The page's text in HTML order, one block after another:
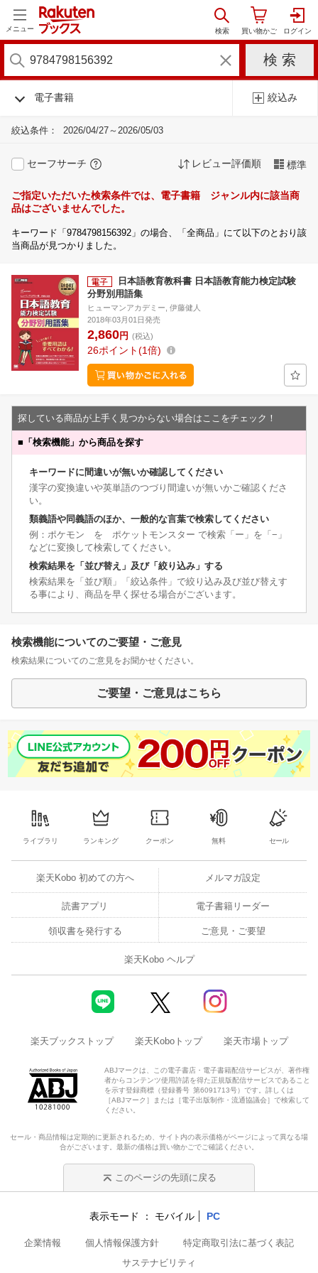
メニュー
電子書籍 絞込み
絞込条件： 2026/04/27～2026/05/03
セーフサーチ レビュー評価順 標準
ご指定いただいた検索条件では、電子書籍 ジャンル内に該当商
品はございませんでした。
キーワード「9784798156392」の場合、「全商品」にて以下のとおり該
当商品が見つかりました。
日本語教育教科書 日本語教育能力検定試験
分野別用語集
ヒューマンアカデミー, 伊藤健人
2018年03月01日発売
2,860円 (税込)
26ポイント 1倍
探している商品が上手く見つからない場合はここをチェック！
■ 「検索機能」から商品を探す
キーワードに間違いが無いか確認してください
漢字の変換違いや英単語のつづり間違いが無いかご確認くださ
い。
類義語や同義語のほか、一般的な言葉で検索してください
例：ポケモン を ポケットモンスター で検索「ー」を「−」
などに変換して検索してください。
検索結果を「並び替え」及び「絞り込み」する
検索結果を「並び順」「絞込条件」で絞り込み及び並び替えす
る事により、商品を早く探せる場合がございます。
検索機能についてのご要望・ご意見
検索結果についてのご意見をお聞かせください。
ご要望・ご意見はこちら
ライブラリ ランキング クーポン 無料 セール
楽天Kobo 初めての方へ メルマガ設定
読書アプリ 電子書籍リーダー
領収書を発行する ご意見・ご要望
楽天Kobo ヘルプ
楽天ブックストップ 楽天Koboトップ 楽天市場トップ
ABJマークは、この電子書店・電子書籍配信サービスが、著作権
者からコンテンツ使用許諾を得た正規版配信サービスであること
を示す登録商標（登録番号 第6091713号）です。詳しくは
［ABJマーク］または［電子出版制作・流通協議会］で検索して
ください。
セール・商品情報は定期的に更新されるため、サイト内の表示価格がページによって異なる場
合がございます。最新の価格は買い物かごでご確認ください。
このページの先頭に戻る
表示モード モバイル PC
企業情報 個人情報保護方針
特定商取引法に基づく表記
サステナビリティ